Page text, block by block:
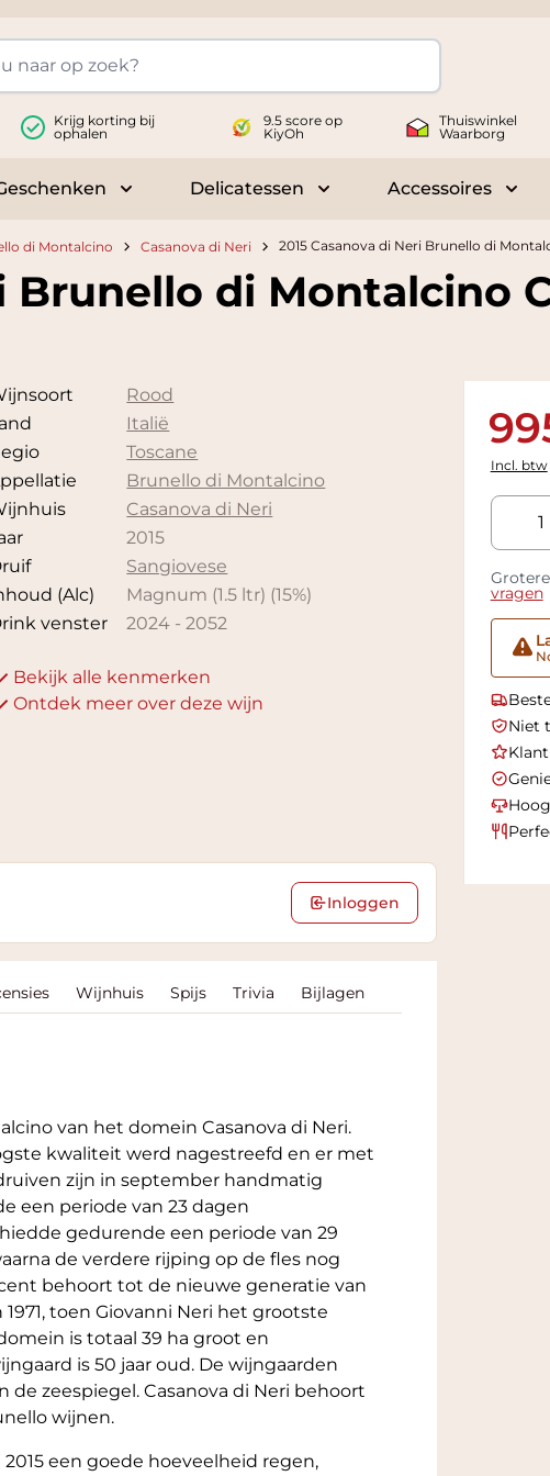
Krijg korting bij
ophalen
9.5 score op
KiyOh
Thuiswinkel
Waarborg
for WijnenToggle submenu for Geschenken
Delicatessen
Toggle submenu for
Accessoires
di Montalcino Casanova di Neri 2015 Casanova di Neri Brunello di
Brunello di Montalcino
Rood
Italië
Toscane
Brunello di Montalcino
Casanova di Neri
2015
Sangiovese
(Alc)
Magnum (1.5 ltr) (15%)
venster
2024 -2052
Bekijk alle kenmerken
Ontdek meer over deze wijn
Incl. btw
Aantal
vragen
Niet
Inloggen
Wijnhuis Spijs Trivia Bijlagen
van het domein Casanova di Neri.
kwaliteit werd nagestreefd en er met
zijn in september handmatig
een periode van 23 dagen
gedurende een periode van 29
de verdere rijping op de fles nog
behoort tot de nieuwe generatie van
toen Giovanni Neri het grootste
is totaal 39 ha groot en
is 50 jaar oud. De wijngaarden
zeespiegel. Casanova di Neri behoort
wijnen.
een goede hoeveelheid regen,